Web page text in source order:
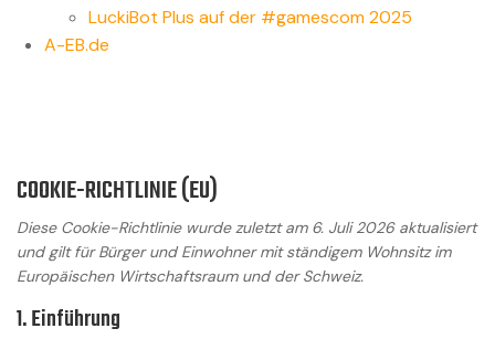
LuckiBot Plus auf der #gamescom 2025
A-EB.de
COOKIE-RICHTLINIE (EU)
Diese Cookie-Richtlinie wurde zuletzt am 6. Juli 2026 aktualisiert
und gilt für Bürger und Einwohner mit ständigem Wohnsitz im
Europäischen Wirtschaftsraum und der Schweiz.
1. Einführung